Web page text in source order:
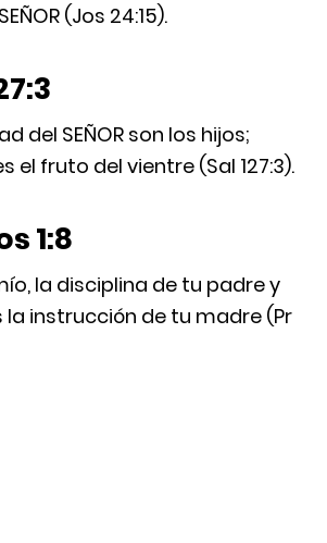
(Jos 24:15).
del SEÑOR son los hijos;
el fruto del vientre (Sal 127:3).
1:8
la disciplina de tu padre y
instrucción de tu madre (Pr